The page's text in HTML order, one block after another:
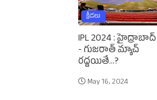
క్రీడలు
IPL 2024 : హైద్రాబాద్‌
- గుజరాత్‌ మ్యాచ్‌
రద్దయితే...?
May 16, 2024